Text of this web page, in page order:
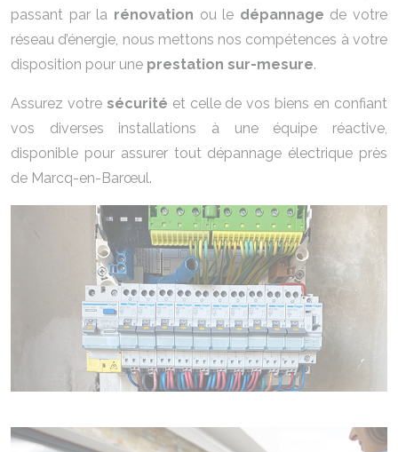
passant par la rénovation ou le dépannage de votre
réseau d’énergie, nous mettons nos compétences à votre
disposition pour une prestation sur-mesure.
Assurez votre sécurité et celle de vos biens en confiant
vos diverses installations à une équipe réactive,
disponible pour assurer tout dépannage électrique près
de Marcq-en-Barœul.